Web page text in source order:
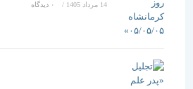
/ ۰ دیدگاه